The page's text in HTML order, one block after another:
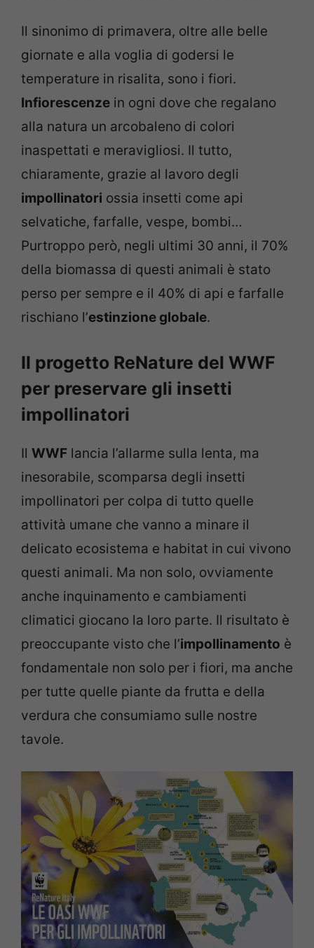
Il sinonimo di primavera, oltre alle belle
giornate e alla voglia di godersi le
temperature in risalita, sono i fiori.
Infiorescenze in ogni dove che regalano
alla natura un arcobaleno di colori
inaspettati e meravigliosi. Il tutto,
chiaramente, grazie al lavoro degli
impollinatori ossia insetti come api
selvatiche, farfalle, vespe, bombi…
Purtroppo però, negli ultimi 30 anni, il 70%
della biomassa di questi animali è stato
perso per sempre e il 40% di api e farfalle
rischiano l’estinzione globale.
Il progetto ReNature del WWF
per preservare gli insetti
impollinatori
Il WWF lancia l’allarme sulla lenta, ma
inesorabile, scomparsa degli insetti
impollinatori per colpa di tutto quelle
attività umane che vanno a minare il
delicato ecosistema e habitat in cui vivono
questi animali. Ma non solo, ovviamente
anche inquinamento e cambiamenti
climatici giocano la loro parte. Il risultato è
preoccupante visto che l’impollinamento è
fondamentale non solo per i fiori, ma anche
per tutte quelle piante da frutta e della
verdura che consumiamo sulle nostre
tavole.